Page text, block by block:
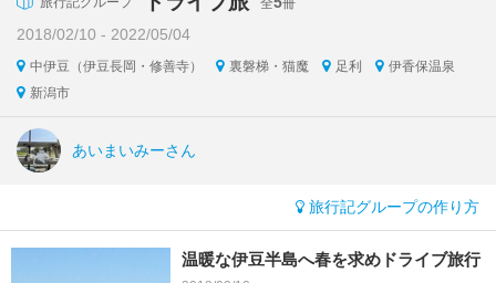
全 冊
2018/02/10 - 2022/05/04
中伊豆（伊豆長岡・修善寺） 裏磐梯・猫魔 足利
伊香保温泉
新潟市
あいまいみーさん
旅行記グループの作り方
温暖な伊豆半島へ春を求めドライブ旅行